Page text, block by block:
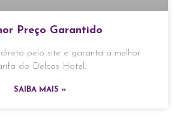
Preço Garantido
pelo site e garanta a melhor
do Delcas Hotel.
SAIBA MAIS »